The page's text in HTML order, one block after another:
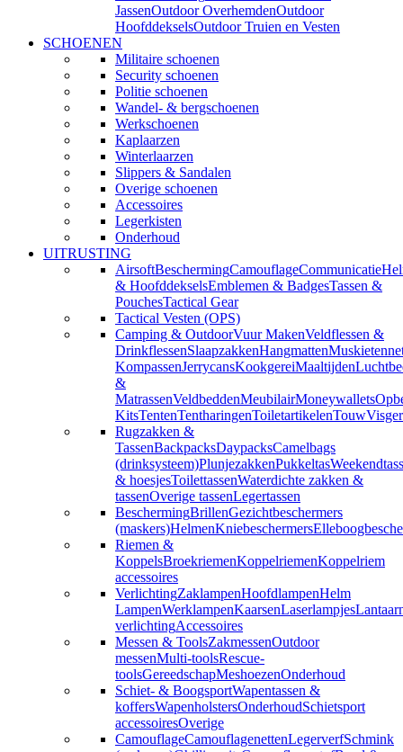
JassenOutdoor OverhemdenOutdoor
HoofddekselsOutdoor Truien en Vesten
SCHOENEN
Militaire schoenen
Security schoenen
Politie schoenen
Wandel- & bergschoenen
Werkschoenen
Kaplaarzen
Winterlaarzen
Slippers & Sandalen
Overige schoenen
Accessoires
Legerkisten
Onderhoud
UITRUSTING
AirsoftBeschermingCamouflageCommunicatie
& HoofddekselsEmblemen & BadgesTassen &
PouchesTactical Gear
Tactical Vesten (OPS)
Camping & OutdoorVuur MakenVeldflessen &
DrinkflessenSlaapzakkenHangmatten
KompassenJerrycansKookgereiMaaltijden
&
MatrassenVeldbeddenMeubilairMoneywallets
KitsTentenTentharingenToiletartikelenTouw
Rugzakken &
TassenBackpacksDaypacksCamelbags
(drinksysteem)PlunjezakkenPukkeltas
& hoesjesToilettassenWaterdichte zakken &
tassenOverige tassenLegertassen
BeschermingBrillenGezichtbeschermers
(maskers)HelmenKniebeschermers
Riemen &
KoppelsBroekriemenKoppelriemenKoppelriem
accessoires
VerlichtingZaklampenHoofdlampenHelm
LampenWerklampenKaarsenLaserlampjes
verlichtingAccessoires
Messen & ToolsZakmessenOutdoor
messenMulti-toolsRescue-
toolsGereedschapMeshoezenOnderhoud
Schiet- & BoogsportWapentassen &
koffersWapenholstersOnderhoudSchietsport
accessoiresOverige
CamouflageCamouflagenettenLegerverfSchmink